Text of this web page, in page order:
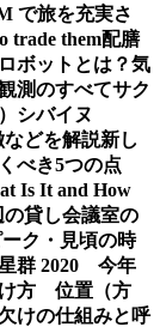
で旅を充実さ
trade them配膳
ボットとは？気
測のすべてサク
シバイヌ
などを解説新し
べき5つの点
Is It and How
貸し会議室の
ク・見頃の時
群 2020 今年
方 位置（方
けの仕組みと呼